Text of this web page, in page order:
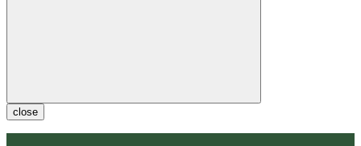
close